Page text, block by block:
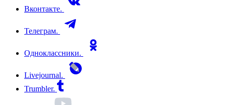
Вконтакте.
Телеграм.
Одноклассники.
Livejournal.
Trumbler.